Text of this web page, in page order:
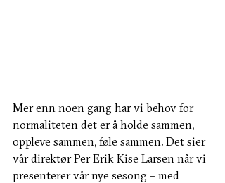
Mer enn noen gang har vi behov for
normaliteten det er å holde sammen,
oppleve sammen, føle sammen. Det sier
vår direktør Per Erik Kise Larsen når vi
presenterer vår nye sesong – med